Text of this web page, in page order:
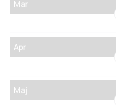
Mar
Apr
Maj